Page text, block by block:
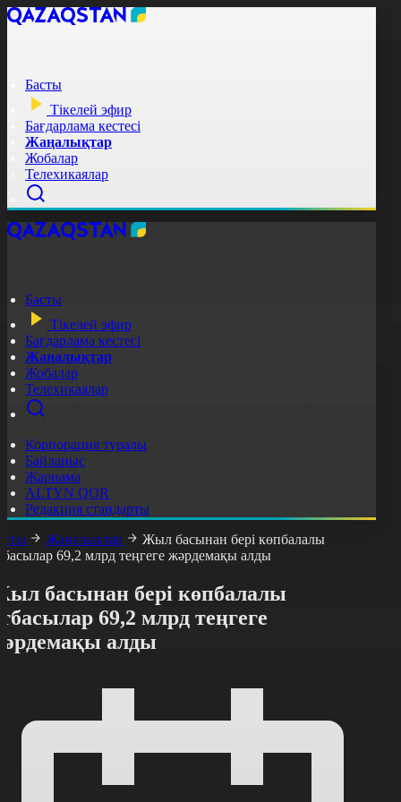
Басты
Тікелей эфир
Бағдарлама кестесі
Жаңалықтар
Жобалар
Телехикаялар
Басты
Тікелей эфир
Бағдарлама кестесі
Жаңалықтар
Жобалар
Телехикаялар
Корпорация туралы
Байланыс
Жарнама
ALTYN QOR
Редакция стандарты
Жаңалықтар
Жыл басынан бері көпбалалы
69,2 млрд теңгеге жәрдемақы алды
басынан бері көпбалалы
69,2 млрд теңгеге
алды